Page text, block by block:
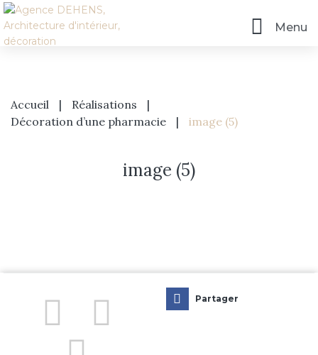
Menu
Prestations
Accueil | Réalisations
|
Décoration d’une pharmacie
| image (5)
image (5)
Partager